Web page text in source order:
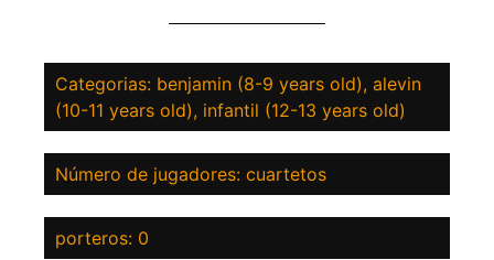
Categorias: benjamin (8-9 years old), alevin
(10-11 years old), infantil (12-13 years old)
Número de jugadores: cuartetos
porteros: 0